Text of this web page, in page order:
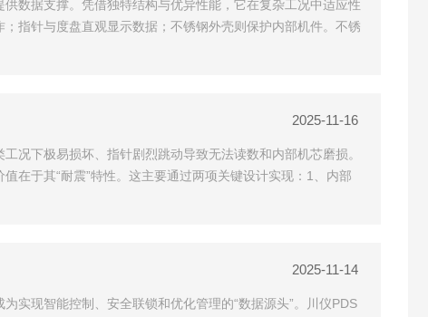
数据支撑。凭借独特结构与优异性能，它在复杂工况中适应性
指针与度盘直观显示数据；不锈钢外壳则保护内部机件。不锈
2025-11-16
况下极易损坏、指针剧烈跳动导致无法读数和内部机芯磨损。
在于其“耐震”特性。这主要通过两项关键设计实现：1、内部
2025-11-14
实现智能控制、安全联锁和优化管理的“数据源头”。川仪PDS